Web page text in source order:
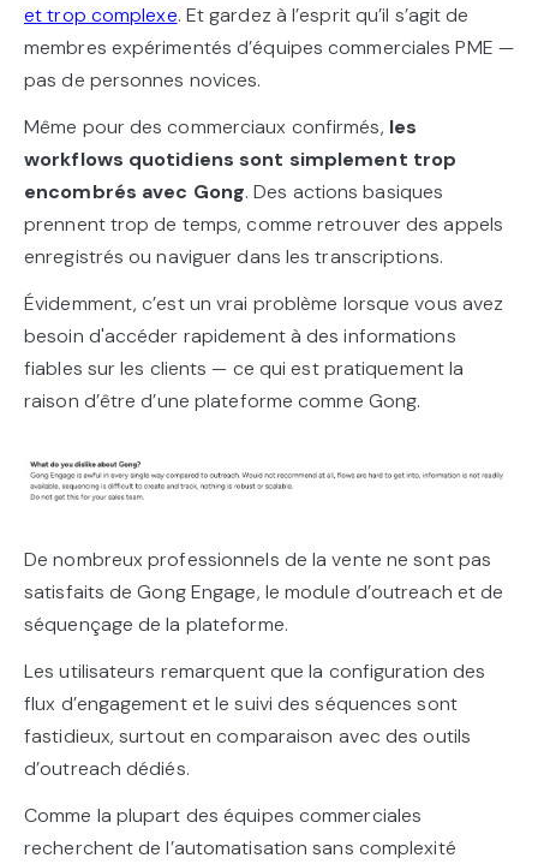
et trop complexe. Et gardez à l’esprit qu’il s’agit de
membres expérimentés d’équipes commerciales PME —
pas de personnes novices.
Même pour des commerciaux confirmés, les
workflows quotidiens sont simplement trop
encombrés avec Gong. Des actions basiques
prennent trop de temps, comme retrouver des appels
enregistrés ou naviguer dans les transcriptions.
Évidemment, c’est un vrai problème lorsque vous avez
besoin d'accéder rapidement à des informations
fiables sur les clients — ce qui est pratiquement la
raison d’être d’une plateforme comme Gong.
De nombreux professionnels de la vente ne sont pas
satisfaits de Gong Engage, le module d’outreach et de
séquençage de la plateforme.
Les utilisateurs remarquent que la configuration des
flux d’engagement et le suivi des séquences sont
fastidieux, surtout en comparaison avec des outils
d’outreach dédiés.
Comme la plupart des équipes commerciales
recherchent de l’automatisation sans complexité